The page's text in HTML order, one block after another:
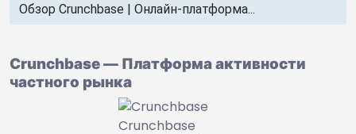
Обзор Crunchbase | Онлайн-платформа...
Crunchbase — Платформа активности
частного рынка
Crunchbase